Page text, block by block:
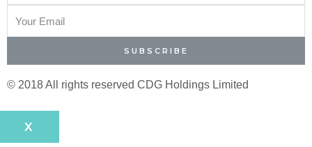
SUBSCRIBE
© 2018 All rights reserved​ CDG Holdings Limited
X